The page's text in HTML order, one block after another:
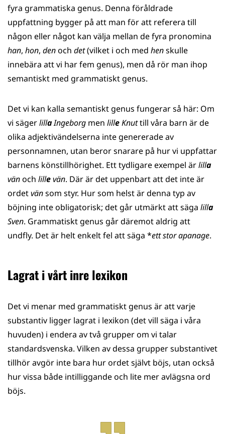
fyra grammatiska genus. Denna föråldrade
uppfattning bygger på att man för att referera till
någon eller något kan välja mellan de fyra pronomina
han, hon, denoch det(vilket i och med henskulle
innebära att vi har fem genus), men då rör man ihop
semantiskt med grammatiskt genus.
Det vi kan kalla semantiskt genus fungerar så här: Om
vi sägerlillaIngeborg men lilleKnuttill våra barn är de
olika adjektivändelserna inte genererade av
personnamnen, utan beror snarare på hur vi uppfattar
barnens könstillhörighet. Ett tydligare exempel ärlilla
vänoch lillevän. Där är det uppenbart att det inte är
ordetvänsom styr. Hur som helst är denna typ av
böjning inte obligatorisk; det går utmärkt att säga lilla
Sven. Grammatiskt genus går däremot aldrig att
undfly. Det är helt enkelt fel att säga *ett stor apanage.
Lagrat i vårt inre lexikon
Det vi menar med grammatiskt genus är att varje
substantiv ligger lagrat i lexikon (det vill säga i våra
huvuden) i endera av två grupper om vi talar
standardsvenska. Vilken av dessa grupper substantivet
tillhör avgör inte bara hur ordet självt böjs, utan också
hur vissa både intilliggande och lite mer avlägsna ord
böjs.